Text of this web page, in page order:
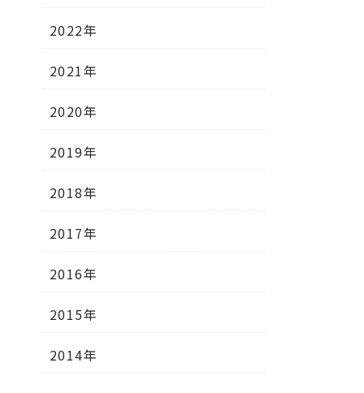
2022年
2021年
2020年
2019年
2018年
2017年
2016年
2015年
2014年